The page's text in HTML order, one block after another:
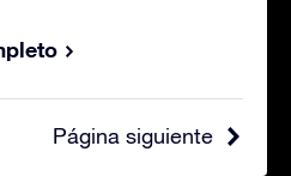
Página siguiente